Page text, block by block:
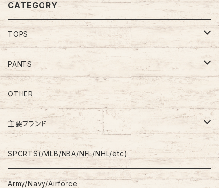
CATEGORY
TOPS
Tee
S/L Tee
Polo Shirt
Shirt
L/S
S/S
Sweatshirt
Hoodie
PANTS
Jeans/Denim
Work Pants
Shorts
OTHER
主要ブランド
adidas
Champion
SPORTS(/MLB/NBA/NFL/NHL/etc)
Army/Navy/Airforce